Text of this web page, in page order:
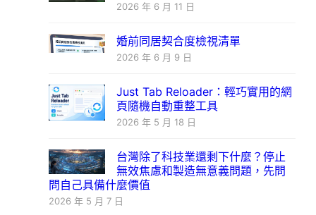
2026 年 6 月 11 日
婚前同居契合度檢視清單
2026 年 6 月 9 日
Just Tab Reloader：輕巧實用的網
頁隨機自動重整工具
2026 年 5 月 18 日
台灣除了科技業還剩下什麼？停止
無效焦慮和製造無意義問題，先問
問自己具備什麼價值
2026 年 5 月 7 日